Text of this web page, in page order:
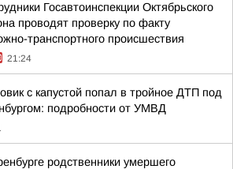
Госавтоинспекции Октябрьского
проводят проверку по факту
транспортного происшествия
21:24
с капустой попал в тройное ДТП под
подробности от УМВД
родственники умершего